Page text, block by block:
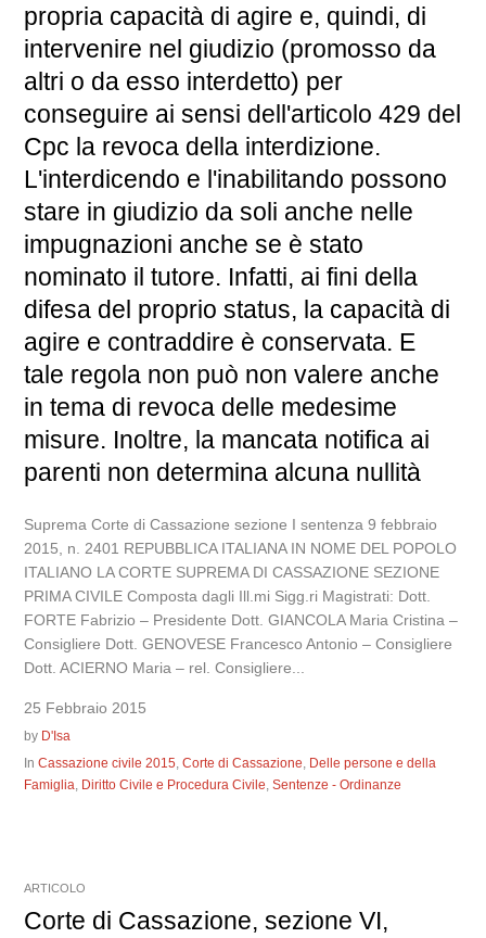
propria capacità di agire e, quindi, di
intervenire nel giudizio (promosso da
altri o da esso interdetto) per
conseguire ai sensi dell'articolo 429 del
Cpc la revoca della interdizione.
L'interdicendo e l'inabilitando possono
stare in giudizio da soli anche nelle
impugnazioni anche se è stato
nominato il tutore. Infatti, ai fini della
difesa del proprio status, la capacità di
agire e contraddire è conservata. E
tale regola non può non valere anche
in tema di revoca delle medesime
misure. Inoltre, la mancata notifica ai
parenti non determina alcuna nullità
Suprema Corte di Cassazione sezione I sentenza 9 febbraio
2015, n. 2401 REPUBBLICA ITALIANA IN NOME DEL POPOLO
ITALIANO LA CORTE SUPREMA DI CASSAZIONE SEZIONE
PRIMA CIVILE Composta dagli Ill.mi Sigg.ri Magistrati: Dott.
FORTE Fabrizio – Presidente Dott. GIANCOLA Maria Cristina –
Consigliere Dott. GENOVESE Francesco Antonio – Consigliere
Dott. ACIERNO Maria – rel. Consigliere...
25 Febbraio 2015
by D'Isa
InCassazione civile 2015,Corte di Cassazione, Delle persone e della
Famiglia, Diritto Civile e Procedura Civile,Sentenze - Ordinanze
ARTICOLO
Corte di Cassazione, sezione VI,